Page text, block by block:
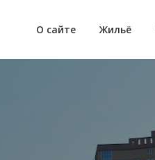
О сайте Жильё